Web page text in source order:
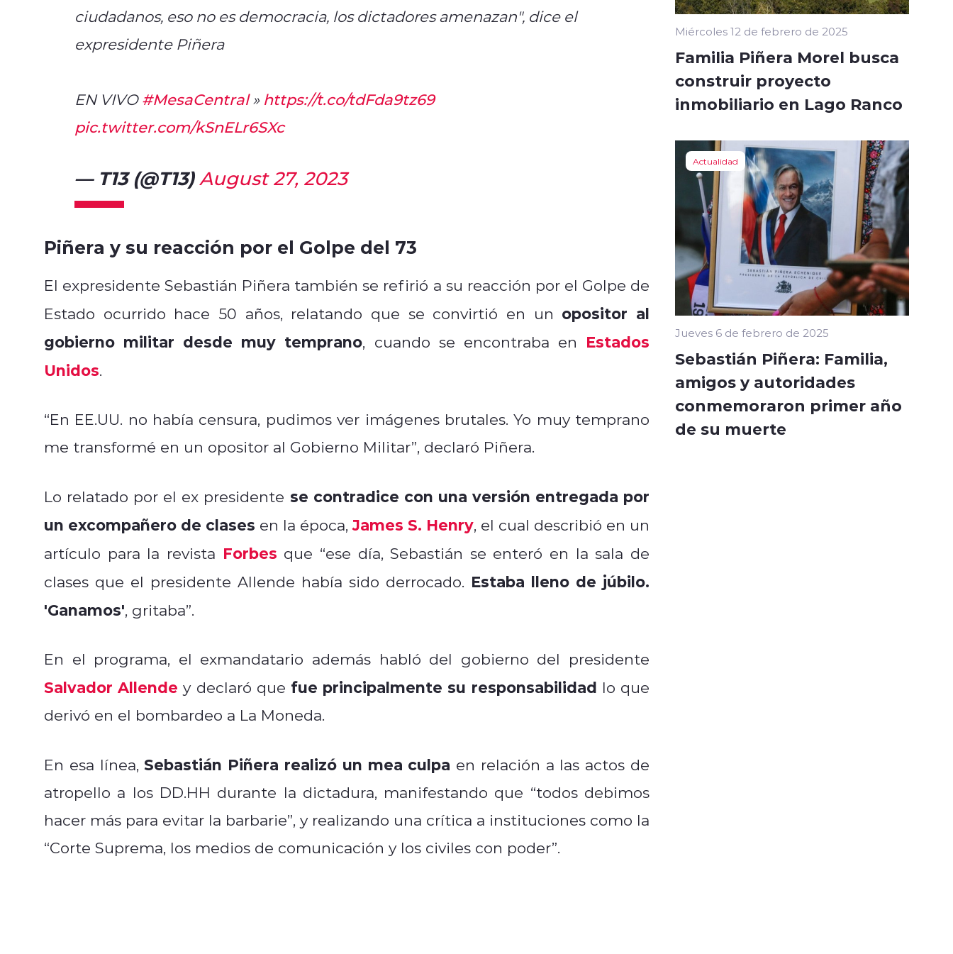
ciudadanos, eso no es democracia, los dictadores amenazan", dice el
expresidente Piñera
EN VIVO#MesaCentral» https://t.co/tdFda9tz69
pic.twitter.com/kSnELr6SXc
— T13 (@T13) August 27, 2023
Piñera y su reacción por el Golpe del 73
El expresidente Sebastián Piñera también se refirió a su reacción por el Golpe de
Estado ocurrido hace 50 años, relatando que se convirtió en un opositor al
gobierno militar desde muy temprano, cuando se encontraba en Estados
Unidos.
“En EE.UU. no había censura, pudimos ver imágenes brutales. Yo muy temprano
me transformé en un opositor al Gobierno Militar”, declaró Piñera.
Lo relatado por el ex presidente se contradice con una versión entregada por
un excompañero de clases en la época,James S. Henry, el cual describió en un
artículo para la revista Forbes que “ese día, Sebastián se enteró en la sala de
clases que el presidente Allende había sido derrocado. Estaba lleno de júbilo.
'Ganamos', gritaba”.
En el programa, el exmandatario además habló del gobierno del presidente
Salvador Allende y declaró que fue principalmente su responsabilidad lo que
derivó en el bombardeo a La Moneda.
En esa línea, Sebastián Piñera realizó un mea culpa en relación a las actos de
atropello a los DD.HH durante la dictadura, manifestando que “todos debimos
hacer más para evitar la barbarie”, y realizando una crítica a instituciones como la
“Corte Suprema, los medios de comunicación y los civiles con poder”.
Miércoles 12 de febrero de 2025
Familia Piñera Morel busca
construir proyecto
inmobiliario en Lago Ranco
Actualidad
Jueves 6 de febrero de 2025
Sebastián Piñera: Familia,
amigos y autoridades
conmemoraron primer año
de su muerte